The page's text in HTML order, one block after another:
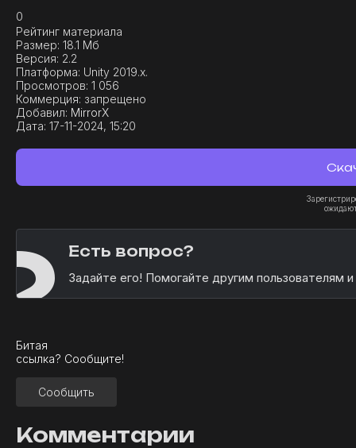
0
Рейтинг материала
Размер: 18.1 Мб
Версия: 2.2
Платформа: Unity 2019.x.
Просмотров: 1 056
Коммерция: запрещено
Добавил: MirrorX
Дата: 17-11-2024, 15:20
Есть вопрос?
Задайте его! Помогайте другим пользователям
Битая
ссылка? Сообщите!
Сообщить
Комментарии